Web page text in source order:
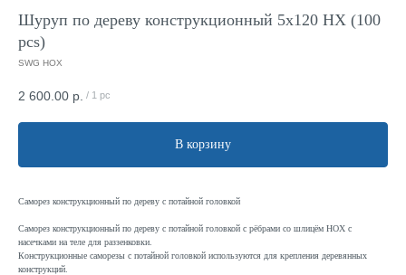
Шуруп по дереву конструкционный 5x120 HX (100
pcs)
SWG HOX
2 600.00 р. / 1 pc
В корзину
Саморез конструкционный по дереву с потайной головкой
Саморез конструкционный по дереву с потайной головкой с рёбрами со шлицём HOX с
насечками на теле для раззенковки.
Конструкционные саморезы с потайной головкой используются для крепления деревянных
конструкций.